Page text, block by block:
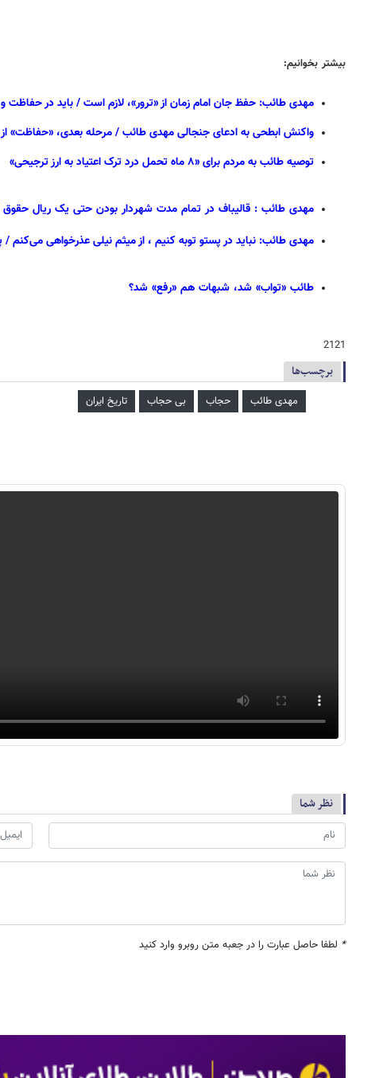
بیشتر بخوانیم:
مهدی طائب: حفظ جان امام زمان از «ترور»، لازم است / باید در حفاظت
واکنش ابطحی به ادعای جنجالی مهدی طائب / مرحله بعدی، «حفاظت»
توصیه طائب به مردم برای «۸ ماه تحمل درد ترک اعتیاد به ارز ترجیحی»
مهدی ‎طائب : قالیباف در تمام مدت شهردار بودن حتی یک ریال حقوق از شهرداری نگرفته ا قالیباف سال ۹۵ : حقوق من شهردار ۷ میلیون و ۵۰۰ هزار تومان است
مهدی طائب: نباید در پستو توبه کنیم ، از میثم نیلی عذرخواهی می‌کنم /
طائب «تواب» شد، شبهات هم «رفع» شد؟
2121
برچسب‌ها
مهدی طائب حجاب بی حجاب تاریخ ایران
نظر شما
* لطفا حاصل عبارت را در جعبه متن روبرو وارد کنید